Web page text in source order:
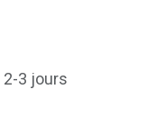
3 jours